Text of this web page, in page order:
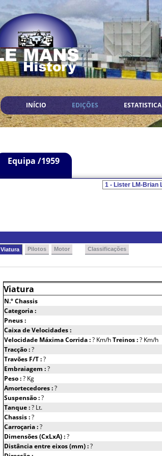
INÍCIO EDIÇÕES ESTATISTICA
Equipa /1959
Viatura Pilotos Motor Classificações
Viatura
N.º Chassis
Categoria :
Pneus :
Caixa de Velocidades :
Velocidade Máxima Corrida :? Km/hTreinos :? Km/h
Tracção :?
Travões F/T :?
Embraiagem :?
Peso :? Kg
Amortecedores :?
Suspensão :?
Tanque :? Lt.
Chassis :?
Carroçaria :?
Dimensões (CxLxA) :?
Distância entre eixos (mm) :?